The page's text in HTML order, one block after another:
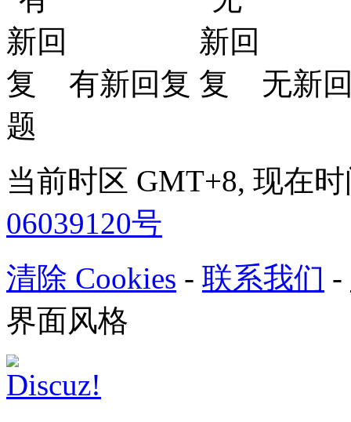
有新回复
无新
题
当前时区 GMT+8, 现在
06039120号
清除 Cookies - 联系我们 -
界面风格